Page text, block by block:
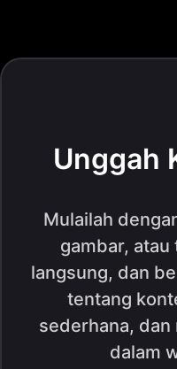
Unggah
Mulailah
gambar, atau
langsung, dan
tentang
sederhana,
dalam